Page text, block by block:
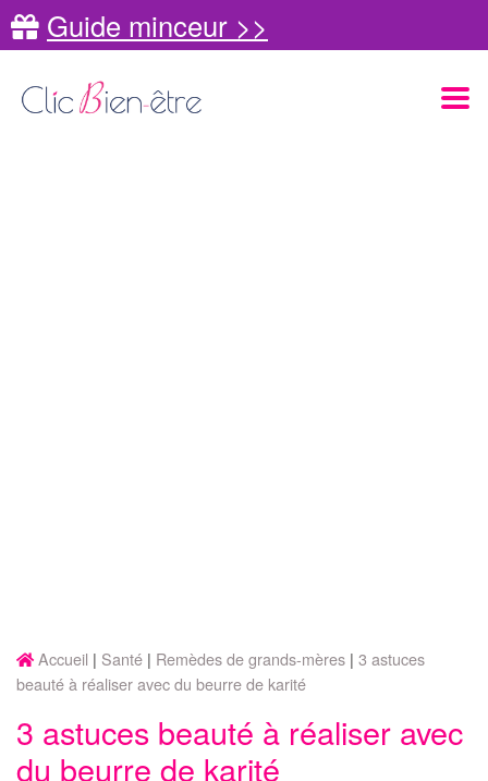
Guide minceur >>
Accueil Santé Remèdes de grands-mères 3 astuces
beauté à réaliser avec du beurre de karité
3 astuces beauté à réaliser avec
du beurre de karité